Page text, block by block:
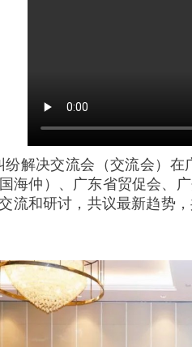
解决交流会（交流会）
海仲）、广东省贸促会
流和研讨，共议最新趋势